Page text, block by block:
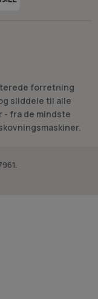
forretning
sliddele til alle
- fra de mindste